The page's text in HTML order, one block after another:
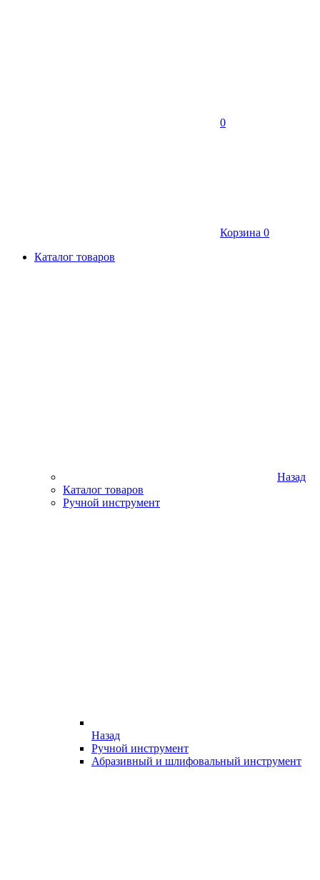
0
Корзина 0
Каталог товаров
Назад
Каталог товаров
Ручной инструмент
Назад
Ручной инструмент
Абразивный и шлифовальный инструмент